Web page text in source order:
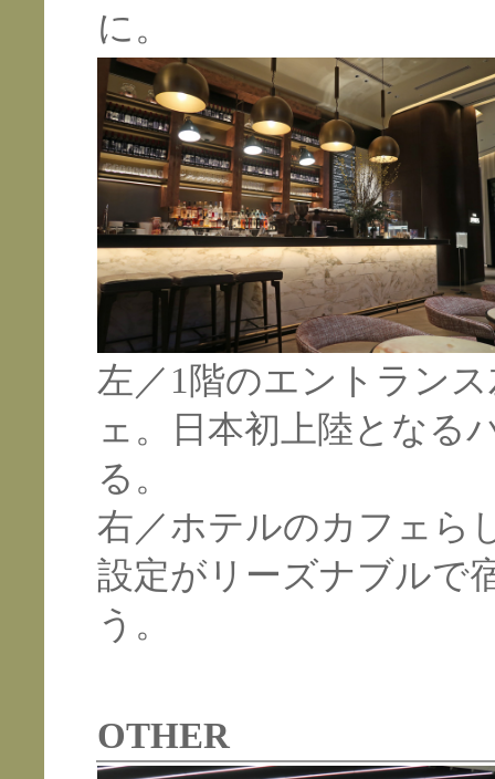
に。
左／1階のエントラン
ェ。日本初上陸となる
る。
右／ホテルのカフェら
設定がリーズナブルで
う。
OTHER